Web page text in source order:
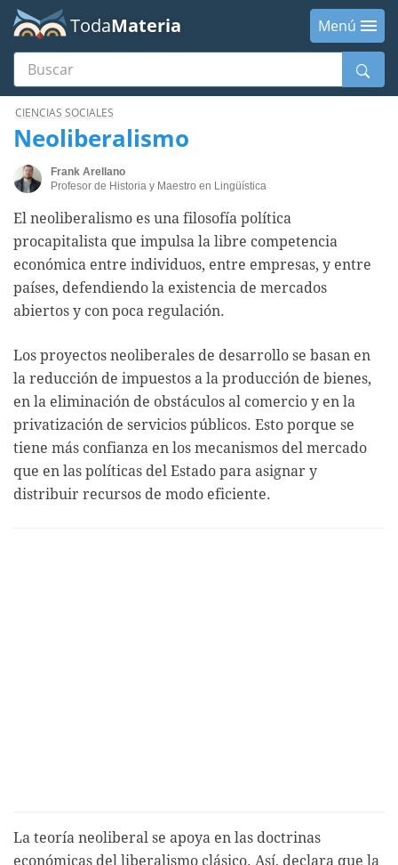
TodaMateria
Menú
Buscar
MenúCIENCIAS SOCIALES
Neoliberalismo
Frank Arellano
Profesor de Historia y Maestro en Lingüística
El neoliberalismo es una filosofía política
procapitalista que impulsa la libre competencia
económica entre individuos, entre empresas, y entre
países, defendiendo la existencia de mercados
abiertos y con poca regulación.
Los proyectos neoliberales de desarrollo se basan en
la reducción de impuestos a la producción de bienes,
en la eliminación de obstáculos al comercio y en la
privatización de servicios públicos. Esto porque se
tiene más confianza en los mecanismos del mercado
que en las políticas del Estado para asignar y
distribuir recursos de modo eficiente.
La teoría neoliberal se apoya en las doctrinas
económicas del liberalismo clásico. Así, declara que la